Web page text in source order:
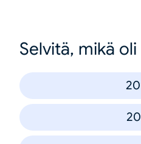
Selvitä, mikä